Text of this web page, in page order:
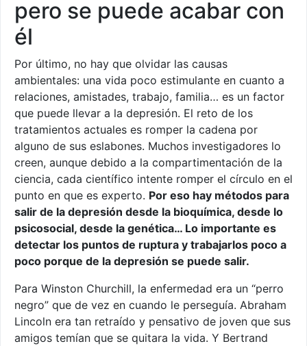
pero se puede acabar con
él
Por último, no hay que olvidar las causas
ambientales: una vida poco estimulante en cuanto a
relaciones, amistades, trabajo, familia… es un factor
que puede llevar a la depresión. El reto de los
tratamientos actuales es romper la cadena por
alguno de sus eslabones. Muchos investigadores lo
creen, aunque debido a la compartimentación de la
ciencia, cada científico intente romper el círculo en el
punto en que es experto. Por eso hay métodos para
salir de la depresión desde la bioquímica, desde lo
psicosocial, desde la genética… Lo importante es
detectar los puntos de ruptura y trabajarlos poco a
poco porque de la depresión se puede salir.
Para Winston Churchill, la enfermedad era un “perro
negro” que de vez en cuando le perseguía. Abraham
Lincoln era tan retraído y pensativo de joven que sus
amigos temían que se quitara la vida. Y Bertrand